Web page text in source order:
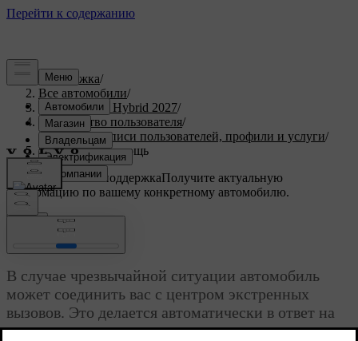
Поддержка/
Все автомобили/
XC90 Plug-in Hybrid 2027/
Руководство пользователя/
Учетные записи пользователей, профили и услуги/
Экстренная помощь
Индивидуальная поддержкаПолучите актуальную
информацию по вашему конкретному автомобилю.
Экстренная помощь
В случае чрезвычайной ситуации автомобиль
может соединить вас с центром экстренных
вызовов. Это делается автоматически в ответ на
сильное столкновение или вручную путем